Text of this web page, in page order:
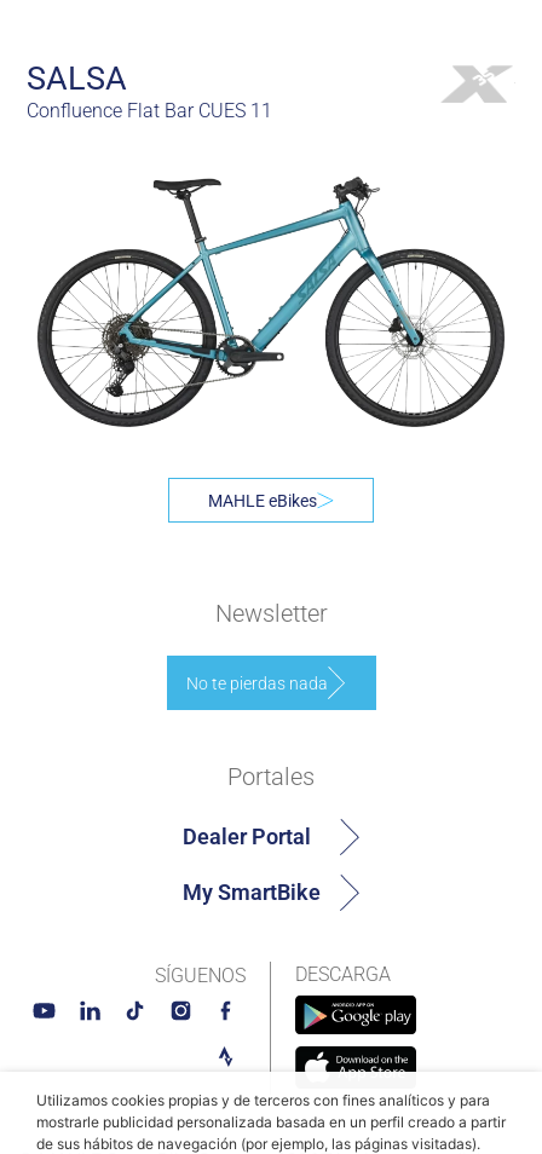
SALSA
Confluence Flat Bar CUES 11
MAHLE eBikes
Newsletter
No te pierdas nada
DESCARGA
Portales
Dealer Portal
My SmartBike
SÍGUENOS
Utilizamos cookies propias y de terceros con fines analíticos y para
mostrarle publicidad personalizada basada en un perfil creado a partir
de sus hábitos de navegación (por ejemplo, las páginas visitadas).